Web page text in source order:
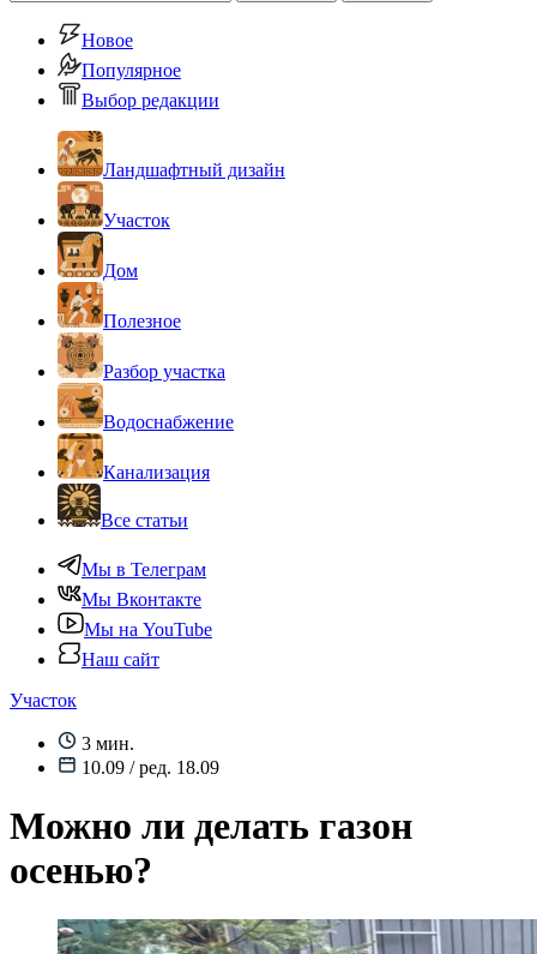
Новое
Популярное
Выбор редакции
Ландшафтный дизайн
Участок
Дом
Полезное
Разбор участка
Водоснабжение
Канализация
Все статьи
Мы в Телеграм
Мы Вконтакте
Мы на YouTube
Наш сайт
Участок
3 мин.
10.09 / ред. 18.09
Можно ли делать газон
осенью?